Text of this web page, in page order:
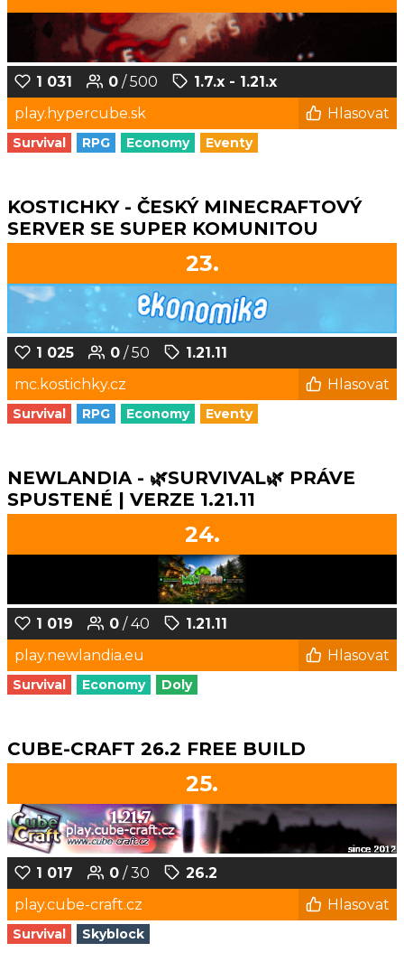
1 031 0 / 500
1.7.x - 1.21.x
play.hypercube.sk
Hlasovat
Survival RPG Economy Eventy
KOSTICHKY - ČESKÝ MINECRAFTOVÝ
SERVER SE SUPER KOMUNITOU
23.
1 025 0 / 50
1.21.11
mc.kostichky.cz
Hlasovat
Survival RPG Economy Eventy
NEWLANDIA - 🌿SURVIVAL🌿 PRÁVE
SPUSTENÉ | VERZE 1.21.11
24.
1 019 0 / 40
1.21.11
play.newlandia.eu
Hlasovat
Survival Economy Doly
CUBE-CRAFT 26.2 FREE BUILD
25.
1 017 0 / 30
26.2
play.cube-craft.cz
Hlasovat
Survival Skyblock